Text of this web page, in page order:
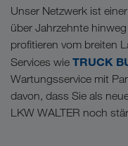
Unser Netzwerk ist
über Jahrzehnte
profitieren vom breiten
Services wie TRUCK
Wartungsservice mit
davon, dass Sie als
LKW WALTER noch